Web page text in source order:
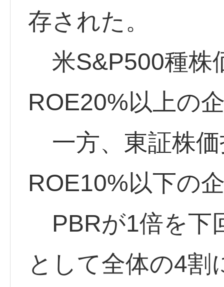
存された。
米S&P500種株
ROE20%以上の
一方、東証株価
ROE10%以下の
PBRが1倍を下
として全体の4割